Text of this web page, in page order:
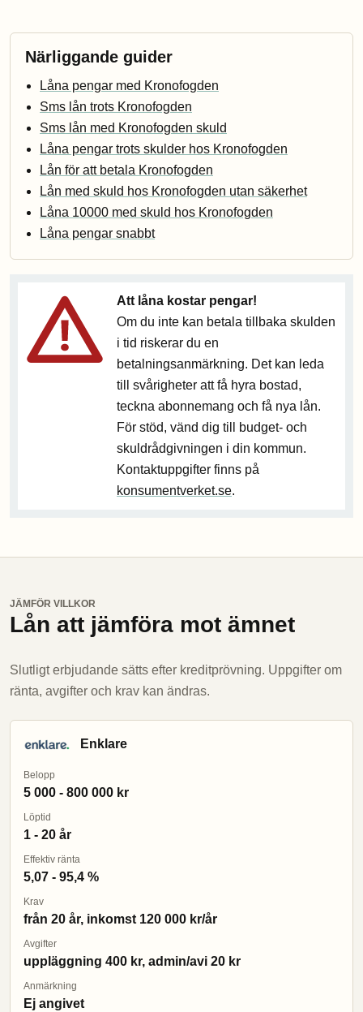
Närliggande guider
Låna pengar med Kronofogden
Sms lån trots Kronofogden
Sms lån med Kronofogden skuld
Låna pengar trots skulder hos Kronofogden
Lån för att betala Kronofogden
Lån med skuld hos Kronofogden utan säkerhet
Låna 10000 med skuld hos Kronofogden
Låna pengar snabbt
Att låna kostar pengar!
Om du inte kan betala tillbaka skulden
i tid riskerar du en
betalningsanmärkning. Det kan leda
till svårigheter att få hyra bostad,
teckna abonnemang och få nya lån.
För stöd, vänd dig till budget- och
skuldrådgivningen i din kommun.
Kontaktuppgifter finns på
konsumentverket.se.
JÄMFÖR VILLKOR
Lån att jämföra mot ämnet
Slutligt erbjudande sätts efter kreditprövning. Uppgifter om
ränta, avgifter och krav kan ändras.
Enklare
Belopp
5 000 - 800 000 kr
Löptid
1 - 20 år
Effektiv ränta
5,07 - 95,4 %
Krav
från 20 år, inkomst 120 000 kr/år
Avgifter
uppläggning 400 kr, admin/avi 20 kr
Anmärkning
Ej angivet